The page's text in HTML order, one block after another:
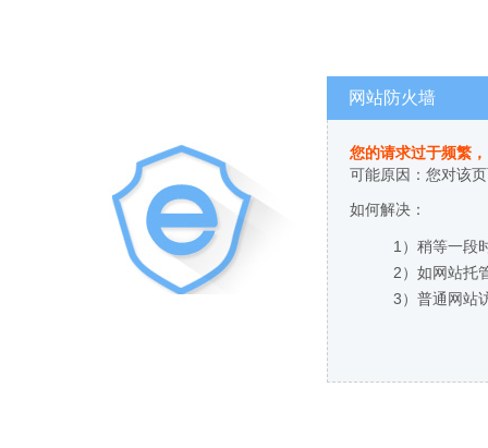
网站防火墙
您的请求过于频繁
可能原因：您对该
如何解决：
1）稍等一段
2）如网站托
3）普通网站